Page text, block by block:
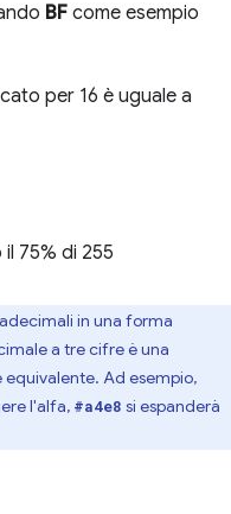
BF come esempio
per 16 è uguale a
il 75% di 255
in una forma
a tre cifre è una
Ad esempio,
l'alfa, #a4e8 si espanderà